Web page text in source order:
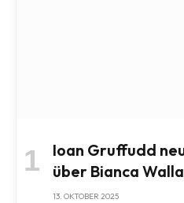
Ioan Gruffudd
über Bianca
13. OKTOBER 2025